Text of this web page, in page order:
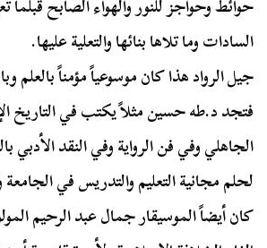
حوائط وحواجز للنور والهواء الصابح قبلما
السادات وما تلاها بنائها والتعلية عليها.
جيل الرواد هذا كان موسوعياً مؤمناً بالعلم
فتجد د.طه حسين مثلاً يكتب في التاريخ
الجاهلي وفي فن الرواية وفي النقد الأدبي
لحلم مجانية التعليم والتدريس في